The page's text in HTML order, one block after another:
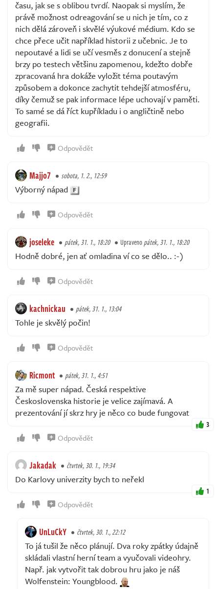
času, jak se s oblibou tvrdí. Naopak si myslím, že
právě možnost odreagování se u nich je tím, co z
nich dělá zároveň i skvělé výukové médium. Kdo se
chce přece učit například historii z učebnic. Je to
nepoutavé a lidi se učí vesměs z donucení a stejně
brzy po testech většinu zapomenou, kdežto dobře
zpracovaná hra dokáže vyložit téma poutavým
způsobem a dokonce zachytit tehdejší atmosféru,
díky čemuž se pak informace lépe uchovají v paměti.
To samé se dá říct kupříkladu i o angličtině nebo
geografii.
Odpovědět
Majjo7 sobota, 1. 2., 12:59
Výborný nápad
Odpovědět
joseleke pátek, 31. 1., 18:20 Upravenopátek, 31. 1., 18:20
Hodně dobré, jen ať omladina ví co se dělo.. :-)
Odpovědět
kachnickau pátek, 31. 1., 13:04
Tohle je skvělý počin!
Odpovědět
Ricmont pátek, 31. 1., 4:51
Za mě super nápad. Česká respektive
Československa historie je velice zajímavá. A
prezentování jí skrz hry je něco co bude fungovat
3
Odpovědět
Jakadak čtvrtek, 30. 1., 19:34
Do Karlovy univerzity bych to neřekl
1
Odpovědět
UnLuCkY čtvrtek, 30. 1., 22:12
To já tušil že něco plánují. Dva roky zpátky údajně
skládali vlastní herní team a vyučovali videohry.
Např. jak vytvořit tak dobrou hru jako je náš
Wolfenstein: Youngblood.